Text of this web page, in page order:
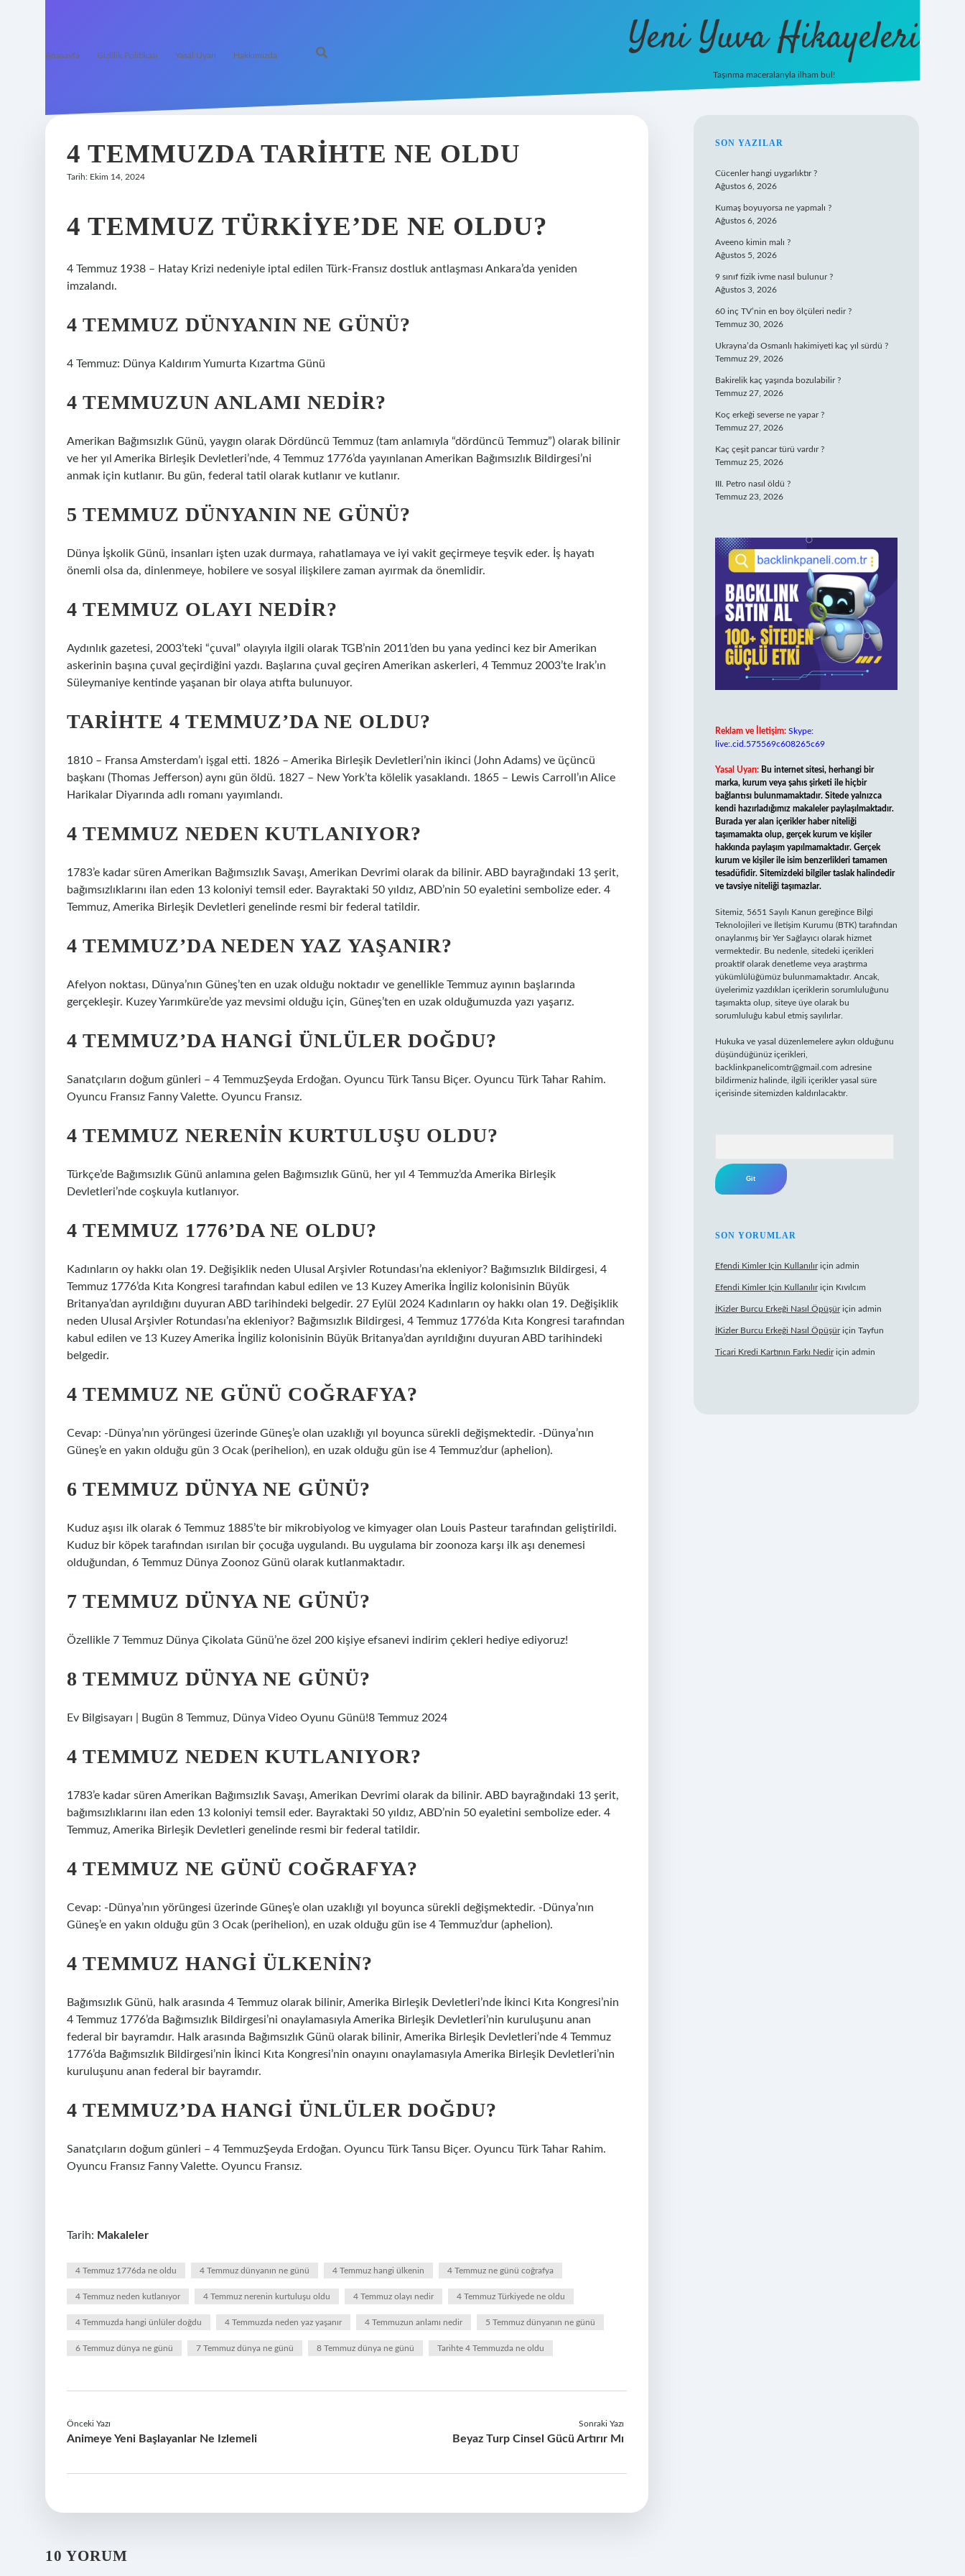
Anasayfa Gizlilik Politikası Yasal Uyarı Hakkımızda Yeni Yuva Hikayeleri
Taşınma maceralarıyla ilham bul!
4 TEMMUZDA TARIHTE NE OLDU
Tarih: Ekim 14, 2024
4 TEMMUZ TÜRKIYE’DE NE OLDU?
4 Temmuz 1938 – Hatay Krizi nedeniyle iptal edilen Türk-Fransız dostluk antlaşması Ankara’da yeniden
imzalandı.
4 TEMMUZ DÜNYANIN NE GÜNÜ?
4 Temmuz: Dünya Kaldırım Yumurta Kızartma Günü
4 TEMMUZUN ANLAMI NEDIR?
Amerikan Bağımsızlık Günü, yaygın olarak Dördüncü Temmuz (tam anlamıyla “dördüncü Temmuz”) olarak bilinir
ve her yıl Amerika Birleşik Devletleri’nde, 4 Temmuz 1776’da yayınlanan Amerikan Bağımsızlık Bildirgesi’ni
anmak için kutlanır. Bu gün, federal tatil olarak kutlanır ve kutlanır.
5 TEMMUZ DÜNYANIN NE GÜNÜ?
Dünya İşkolik Günü, insanları işten uzak durmaya, rahatlamaya ve iyi vakit geçirmeye teşvik eder. İş hayatı
önemli olsa da, dinlenmeye, hobilere ve sosyal ilişkilere zaman ayırmak da önemlidir.
4 TEMMUZ OLAYI NEDIR?
Aydınlık gazetesi, 2003’teki “çuval” olayıyla ilgili olarak TGB’nin 2011’den bu yana yedinci kez bir Amerikan
askerinin başına çuval geçirdiğini yazdı. Başlarına çuval geçiren Amerikan askerleri, 4 Temmuz 2003’te Irak’ın
Süleymaniye kentinde yaşanan bir olaya atıfta bulunuyor.
TARIHTE 4 TEMMUZ’DA NE OLDU?
1810 – Fransa Amsterdam’ı işgal etti. 1826 – Amerika Birleşik Devletleri’nin ikinci (John Adams) ve üçüncü
başkanı (Thomas Jefferson) aynı gün öldü. 1827 – New York’ta kölelik yasaklandı. 1865 – Lewis Carroll’ın Alice
Harikalar Diyarında adlı romanı yayımlandı.
4 TEMMUZ NEDEN KUTLANIYOR?
1783’e kadar süren Amerikan Bağımsızlık Savaşı, Amerikan Devrimi olarak da bilinir. ABD bayrağındaki 13 şerit,
bağımsızlıklarını ilan eden 13 koloniyi temsil eder. Bayraktaki 50 yıldız, ABD’nin 50 eyaletini sembolize eder. 4
Temmuz, Amerika Birleşik Devletleri genelinde resmi bir federal tatildir.
4 TEMMUZ’DA NEDEN YAZ YAŞANIR?
Afelyon noktası, Dünya’nın Güneş’ten en uzak olduğu noktadır ve genellikle Temmuz ayının başlarında
gerçekleşir. Kuzey Yarımküre’de yaz mevsimi olduğu için, Güneş’ten en uzak olduğumuzda yazı yaşarız.
4 TEMMUZ’DA HANGI ÜNLÜLER DOĞDU?
Sanatçıların doğum günleri – 4 TemmuzŞeyda Erdoğan. Oyuncu Türk Tansu Biçer. Oyuncu Türk Tahar Rahim.
Oyuncu Fransız Fanny Valette. Oyuncu Fransız.
4 TEMMUZ NERENIN KURTULUŞU OLDU?
Türkçe’de Bağımsızlık Günü anlamına gelen Bağımsızlık Günü, her yıl 4 Temmuz’da Amerika Birleşik
Devletleri’nde coşkuyla kutlanıyor.
4 TEMMUZ 1776’DA NE OLDU?
Kadınların oy hakkı olan 19. Değişiklik neden Ulusal Arşivler Rotundası’na ekleniyor? Bağımsızlık Bildirgesi, 4
Temmuz 1776’da Kıta Kongresi tarafından kabul edilen ve 13 Kuzey Amerika İngiliz kolonisinin Büyük
Britanya’dan ayrıldığını duyuran ABD tarihindeki belgedir. 27 Eylül 2024 Kadınların oy hakkı olan 19. Değişiklik
neden Ulusal Arşivler Rotundası’na ekleniyor? Bağımsızlık Bildirgesi, 4 Temmuz 1776’da Kıta Kongresi tarafından
kabul edilen ve 13 Kuzey Amerika İngiliz kolonisinin Büyük Britanya’dan ayrıldığını duyuran ABD tarihindeki
belgedir.
4 TEMMUZ NE GÜNÜ COĞRAFYA?
Cevap: -Dünya’nın yörüngesi üzerinde Güneş’e olan uzaklığı yıl boyunca sürekli değişmektedir. -Dünya’nın
Güneş’e en yakın olduğu gün 3 Ocak (perihelion), en uzak olduğu gün ise 4 Temmuz’dur (aphelion).
6 TEMMUZ DÜNYA NE GÜNÜ?
Kuduz aşısı ilk olarak 6 Temmuz 1885’te bir mikrobiyolog ve kimyager olan Louis Pasteur tarafından geliştirildi.
Kuduz bir köpek tarafından ısırılan bir çocuğa uygulandı. Bu uygulama bir zoonoza karşı ilk aşı denemesi
olduğundan, 6 Temmuz Dünya Zoonoz Günü olarak kutlanmaktadır.
7 TEMMUZ DÜNYA NE GÜNÜ?
Özellikle 7 Temmuz Dünya Çikolata Günü’ne özel 200 kişiye efsanevi indirim çekleri hediye ediyoruz!
8 TEMMUZ DÜNYA NE GÜNÜ?
Ev Bilgisayarı | Bugün 8 Temmuz, Dünya Video Oyunu Günü!8 Temmuz 2024
4 TEMMUZ NEDEN KUTLANIYOR?
1783’e kadar süren Amerikan Bağımsızlık Savaşı, Amerikan Devrimi olarak da bilinir. ABD bayrağındaki 13 şerit,
bağımsızlıklarını ilan eden 13 koloniyi temsil eder. Bayraktaki 50 yıldız, ABD’nin 50 eyaletini sembolize eder. 4
Temmuz, Amerika Birleşik Devletleri genelinde resmi bir federal tatildir.
4 TEMMUZ NE GÜNÜ COĞRAFYA?
Cevap: -Dünya’nın yörüngesi üzerinde Güneş’e olan uzaklığı yıl boyunca sürekli değişmektedir. -Dünya’nın
Güneş’e en yakın olduğu gün 3 Ocak (perihelion), en uzak olduğu gün ise 4 Temmuz’dur (aphelion).
4 TEMMUZ HANGI ÜLKENIN?
Bağımsızlık Günü, halk arasında 4 Temmuz olarak bilinir, Amerika Birleşik Devletleri’nde İkinci Kıta Kongresi’nin
4 Temmuz 1776’da Bağımsızlık Bildirgesi’ni onaylamasıyla Amerika Birleşik Devletleri’nin kuruluşunu anan
federal bir bayramdır. Halk arasında Bağımsızlık Günü olarak bilinir, Amerika Birleşik Devletleri’nde 4 Temmuz
1776’da Bağımsızlık Bildirgesi’nin İkinci Kıta Kongresi’nin onayını onaylamasıyla Amerika Birleşik Devletleri’nin
kuruluşunu anan federal bir bayramdır.
4 TEMMUZ’DA HANGI ÜNLÜLER DOĞDU?
Sanatçıların doğum günleri – 4 TemmuzŞeyda Erdoğan. Oyuncu Türk Tansu Biçer. Oyuncu Türk Tahar Rahim.
Oyuncu Fransız Fanny Valette. Oyuncu Fransız.
Tarih: Makaleler
4 Temmuz 1776da ne oldu 4 Temmuz dünyanın ne günü 4 Temmuz hangi ülkenin 4 Temmuz ne günü coğrafya
4 Temmuz neden kutlanıyor 4 Temmuz nerenin kurtuluşu oldu 4 Temmuz olayı nedir 4 Temmuz Türkiyede ne oldu
4 Temmuzda hangi ünlüler doğdu 4 Temmuzda neden yaz yaşanır 4 Temmuzun anlamı nedir 5 Temmuz dünyanın ne günü
6 Temmuz dünya ne günü 7 Temmuz dünya ne günü 8 Temmuz dünya ne günü Tarihte 4 Temmuzda ne oldu
Önceki Yazı
Animeye Yeni Başlayanlar Ne Izlemeli
Sonraki Yazı
Beyaz Turp Cinsel Gücü Artırır Mı
10 YORUM
SIDEBAR
SON YAZILAR
Cücenler hangi uygarlıktır ?
Ağustos 6, 2026
Kumaş boyuyorsa ne yapmalı ?
Ağustos 6, 2026
Aveeno kimin malı ?
Ağustos 5, 2026
9 sınıf fizik ivme nasıl bulunur ?
Ağustos 3, 2026
60 inç TV’nin en boy ölçüleri nedir ?
Temmuz 30, 2026
Ukrayna’da Osmanlı hakimiyeti kaç yıl sürdü ?
Temmuz 29, 2026
Bakirelik kaç yaşında bozulabilir ?
Temmuz 27, 2026
Koç erkeği severse ne yapar ?
Temmuz 27, 2026
Kaç çeşit pancar türü vardır ?
Temmuz 25, 2026
III. Petro nasıl öldü ?
Temmuz 23, 2026
Reklam ve İletişim: Skype:
live:.cid.575569c608265c69
Yasal Uyarı: Bu internet sitesi, herhangi bir
marka, kurum veya şahıs şirketi ile hiçbir
bağlantısı bulunmamaktadır. Sitede yalnızca
kendi hazırladığımız makaleler paylaşılmaktadır.
Burada yer alan içerikler haber niteliği
taşımamakta olup, gerçek kurum ve kişiler
hakkında paylaşım yapılmamaktadır. Gerçek
kurum ve kişiler ile isim benzerlikleri tamamen
tesadüfidir. Sitemizdeki bilgiler taslak halindedir
ve tavsiye niteliği taşımazlar.
Sitemiz, 5651 Sayılı Kanun gereğince Bilgi
Teknolojileri ve İletişim Kurumu (BTK) tarafından
onaylanmış bir Yer Sağlayıcı olarak hizmet
vermektedir. Bu nedenle, sitedeki içerikleri
proaktif olarak denetleme veya araştırma
yükümlülüğümüz bulunmamaktadır. Ancak,
üyelerimiz yazdıkları içeriklerin sorumluluğunu
taşımakta olup, siteye üye olarak bu
sorumluluğu kabul etmiş sayılırlar.
Hukuka ve yasal düzenlemelere aykırı olduğunu
düşündüğünüz içerikleri,
backlinkpanelicomtr@gmail.com adresine
bildirmeniz halinde, ilgili içerikler yasal süre
içerisinde sitemizden kaldırılacaktır.
SON YORUMLAR
Efendi Kimler Için Kullanılıriçin admin
Efendi Kimler Için Kullanılıriçin Kıvılcım
İKizler Burcu Erkeği Nasıl Öpüşüriçin admin
İKizler Burcu Erkeği Nasıl Öpüşüriçin Tayfun
Ticari Kredi Kartının Farkı Nediriçin admin